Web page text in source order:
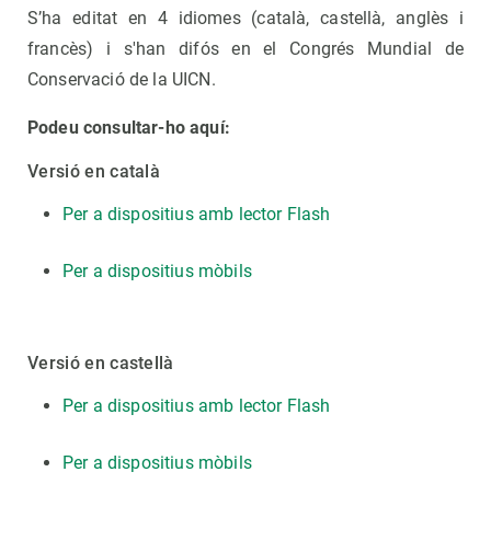
S’ha editat en 4 idiomes (català, castellà, anglès i
francès) i s'han difós en el Congrés Mundial de
Conservació de la UICN.
Podeu consultar-ho aquí:
Versió en català
Per a dispositius amb lector Flash
Per a dispositius mòbils
Versió en castellà
Per a dispositius amb lector Flash
Per a dispositius mòbils